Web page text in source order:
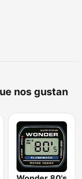
nos gustan